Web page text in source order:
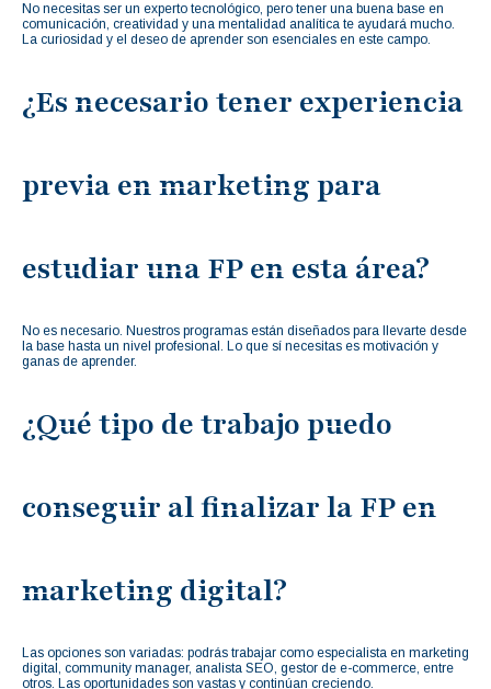
No necesitas ser un experto tecnológico, pero tener una buena base en
comunicación, creatividad y una mentalidad analítica te ayudará mucho.
La curiosidad y el deseo de aprender son esenciales en este campo.
¿Es necesario tener experiencia
previa en marketing para
estudiar una FP en esta área?
No es necesario. Nuestros programas están diseñados para llevarte desde
la base hasta un nivel profesional. Lo que sí necesitas es motivación y
ganas de aprender.
¿Qué tipo de trabajo puedo
conseguir al finalizar la FP en
marketing digital?
Las opciones son variadas: podrás trabajar como especialista en marketing
digital, community manager, analista SEO, gestor de e-commerce, entre
otros. Las oportunidades son vastas y continúan creciendo.